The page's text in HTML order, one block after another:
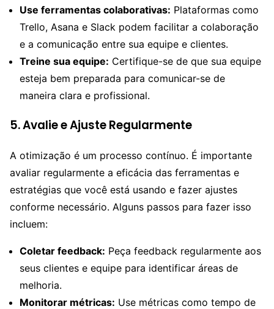
Use ferramentas colaborativas: Plataformas como
Trello, Asana e Slack podem facilitar a colaboração
e a comunicação entre sua equipe e clientes.
Treine sua equipe: Certifique-se de que sua equipe
esteja bem preparada para comunicar-se de
maneira clara e profissional.
5.Avalie e Ajuste Regularmente
A otimização é um processo contínuo. É importante
avaliar regularmente a eficácia das ferramentas e
estratégias que você está usando e fazer ajustes
conforme necessário. Alguns passos para fazer isso
incluem:
Coletar feedback: Peça feedback regularmente aos
seus clientes e equipe para identificar áreas de
melhoria.
Monitorar métricas: Use métricas como tempo de